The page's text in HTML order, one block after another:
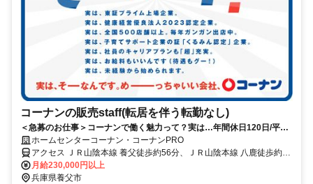
コーナンの販売staff(転居を伴う転勤なし)
＜急募のお仕事＞コーナンで働く魅力って？実は…年間休日120日/平均
残業14時間！
ホームセンターコーナン・コーナンPRO
アクセス ＪＲ山陰本線 養父徒歩約56分、ＪＲ山陰本線 八鹿徒歩約57
分、ＪＲ山陰本線 和田山徒歩約110分 【重要】地域限定職の配属に
ついて：ご自身の自宅から片道90分圏内の店舗へ配属となります。本
月給230,000円以上
兵庫県養父市